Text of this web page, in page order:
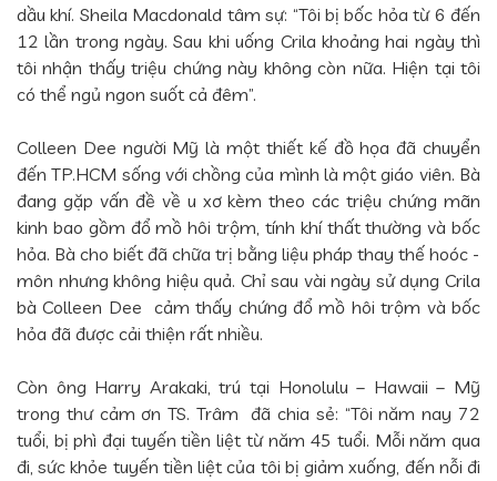
dầu khí. Sheila Macdonald tâm sự: “Tôi bị bốc hỏa từ 6 đến
12 lần trong ngày. Sau khi uống Crila khoảng hai ngày thì
tôi nhận thấy triệu chứng này không còn nữa. Hiện tại tôi
có thể ngủ ngon suốt cả đêm”.
Colleen Dee người Mỹ là một thiết kế đồ họa đã chuyển
đến TP.HCM sống với chồng của mình là một giáo viên. Bà
đang gặp vấn đề về u xơ kèm theo các triệu chứng mãn
kinh bao gồm đổ mồ hôi trộm, tính khí thất thường và bốc
hỏa. Bà cho biết đã chữa trị bằng liệu pháp thay thế hoóc -
môn nhưng không hiệu quả. Chỉ sau vài ngày sử dụng Crila
bà Colleen Dee cảm thấy chứng đổ mồ hôi trộm và bốc
hỏa đã được cải thiện rất nhiều.
Còn ông Harry Arakaki, trú tại Honolulu – Hawaii – Mỹ
trong thư cảm ơn TS. Trâm đã chia sẻ: “Tôi năm nay 72
tuổi, bị phì đại tuyến tiền liệt từ năm 45 tuổi. Mỗi năm qua
đi, sức khỏe tuyến tiền liệt của tôi bị giảm xuống, đến nỗi đi